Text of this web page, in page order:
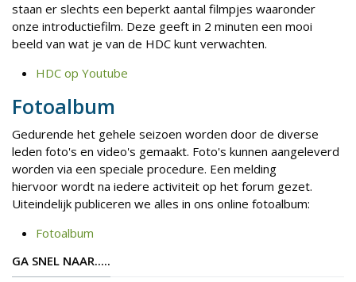
staan er slechts een beperkt aantal filmpjes waaronder
onze introductiefilm. Deze geeft in 2 minuten een mooi
beeld van wat je van de HDC kunt verwachten.
HDC op Youtube
Fotoalbum
Gedurende het gehele seizoen worden door de diverse
leden foto's en video's gemaakt. Foto's kunnen aangeleverd
worden via een speciale procedure. Een melding
hiervoor wordt na iedere activiteit op het forum gezet.
Uiteindelijk publiceren we alles in ons online fotoalbum:
Fotoalbum
GA SNEL NAAR.....